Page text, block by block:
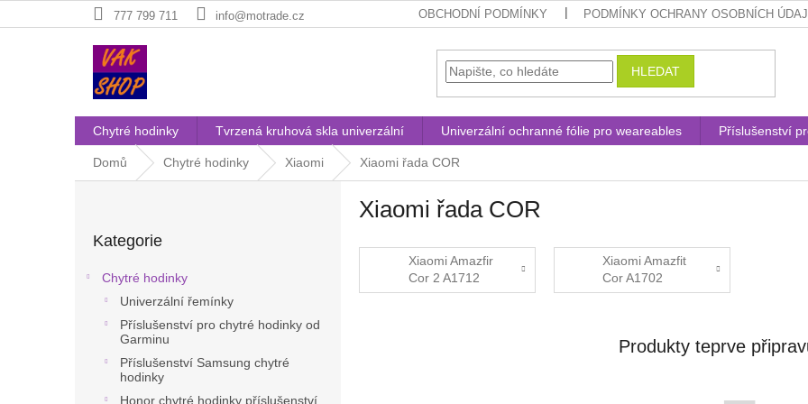
na
777 799 711 info@motrade.cz OBCHODNÍ PODMÍNKY PODMÍNKY OCHRANY OSOBNÍCH
HLEDAT
Chytré hodinky Tvrzená kruhová skla univerzální Univerzální ochranné fólie pro weareables Příslušenství
Domů Chytré hodinky Xiaomi Xiaomi řada COR
kategorie
Kategorie
Chytré hodinky
Univerzální řemínky
Příslušenství pro chytré hodinky od
Garminu
Příslušenství Samsung chytré
hodinky
Honor chytré hodinky příslušenství
Xiaomi řada COR
Xiaomi Amazfir
Cor 2 A1712
Xiaomi Amazfit
Cor A1702
Produkty teprve